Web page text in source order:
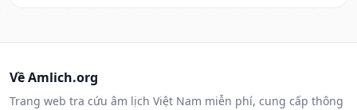
Về Amlich.org
Trang web tra cứu âm lịch Việt Nam miễn phí, cung cấp thông